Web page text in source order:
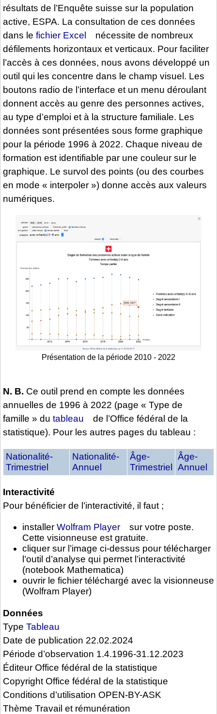
résultats de l’Enquête suisse sur la population
active, ESPA. La consultation de ces données
dans le fichier Excel
nécessite de nombreux
défilements horizontaux et verticaux. Pour faciliter
l’accès à ces données, nous avons développé un
outil qui les concentre dans le champ visuel. Les
boutons radio de l’interface et un menu déroulant
donnent accès au genre des personnes actives,
au type d’emploi et à la structure familiale. Les
données sont présentées sous forme graphique
pour la période 1996 à 2022. Chaque niveau de
formation est identifiable par une couleur sur le
graphique. Le survol des points (ou des courbes
en mode « interpoler ») donne accès aux valeurs
numériques.
Présentation de la période 2010 - 2022
N. B. Ce outil prend en compte les données
annuelles de 1996 à 2022 (page « Type de
famille » du tableau
de l’Office fédéral de la
statistique). Pour les autres pages du tableau :
Nationalité-
Trimestriel
Nationalité-
Annuel
Âge-
Trimestriel
Âge-
Annuel
Interactivité
Pour bénéficier de l’interactivité, il faut ;
installer Wolfram Player
sur votre poste.
Cette visionneuse est gratuite.
cliquer sur l’image ci-dessus pour télécharger
l’outil d’analyse qui permet l’interactivité
(notebook Mathematica)
ouvrir le fichier téléchargé avec la visionneuse
(Wolfram Player)
Données
Type Tableau
Date de publication 22.02.2024
Période d’observation 1.4.1996-31.12.2023
Éditeur Office fédéral de la statistique
Copyright Office fédéral de la statistique
Conditions d’utilisation OPEN-BY-ASK
Thème Travail et rémunération